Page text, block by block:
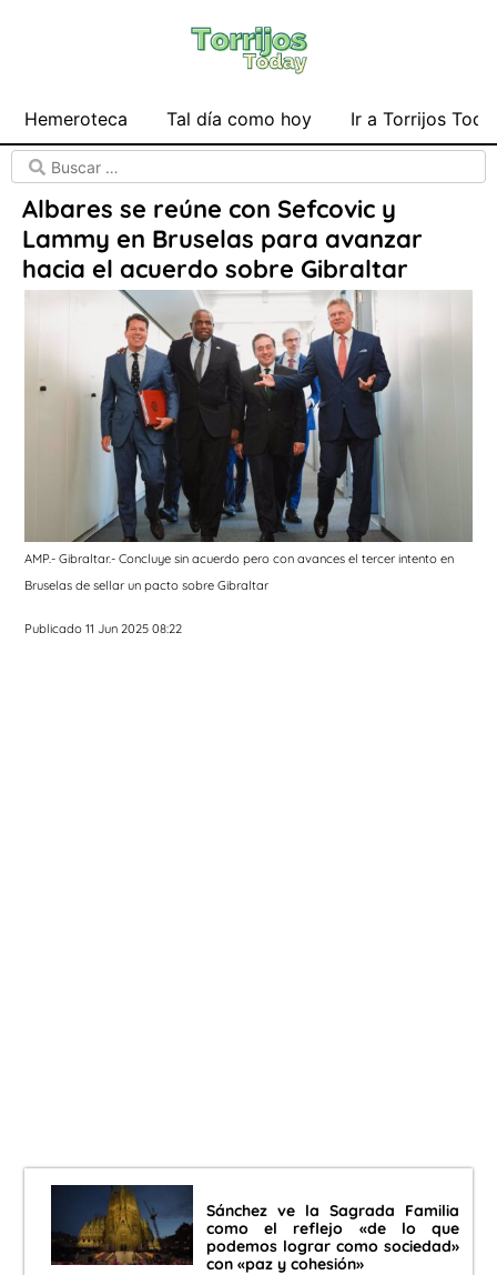
Hemeroteca Tal día como hoy Ir a Torrijos
Albares se reúne con Sefcovic y
Lammy en Bruselas para avanzar
hacia el acuerdo sobre Gibraltar
AMP.- Gibraltar.- Concluye sin acuerdo pero con avances el tercer intento en
Bruselas de sellar un pacto sobre Gibraltar
Publicado 11 Jun 2025 08:22
Sánchez ve la Sagrada Familia
como el reflejo «de lo que
podemos lograr como sociedad»
con «paz y cohesión»